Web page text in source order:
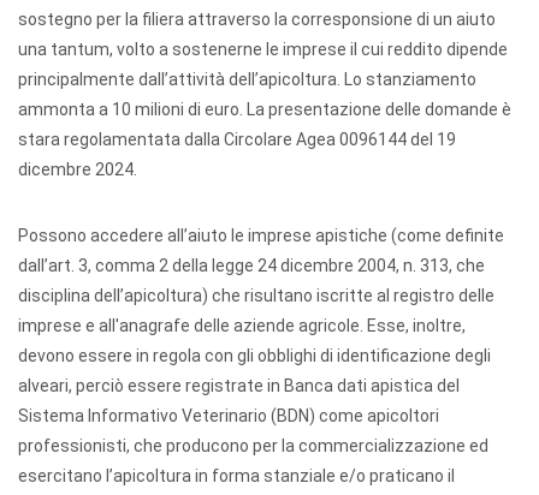
sostegno per la filiera attraverso la corresponsione di un aiuto
una tantum, volto a sostenerne le imprese il cui reddito dipende
principalmente dall’attività dell’apicoltura. Lo stanziamento
ammonta a 10 milioni di euro. La presentazione delle domande è
stara regolamentata dalla Circolare Agea 0096144 del 19
dicembre 2024.
Possono accedere all’aiuto le imprese apistiche (come definite
dall’art. 3, comma 2 della legge 24 dicembre 2004, n. 313, che
disciplina dell’apicoltura) che risultano iscritte al registro delle
imprese e all'anagrafe delle aziende agricole. Esse, inoltre,
devono essere in regola con gli obblighi di identificazione degli
alveari, perciò essere registrate in Banca dati apistica del
Sistema Informativo Veterinario (BDN) come apicoltori
professionisti, che producono per la commercializzazione ed
esercitano l’apicoltura in forma stanziale e/o praticano il